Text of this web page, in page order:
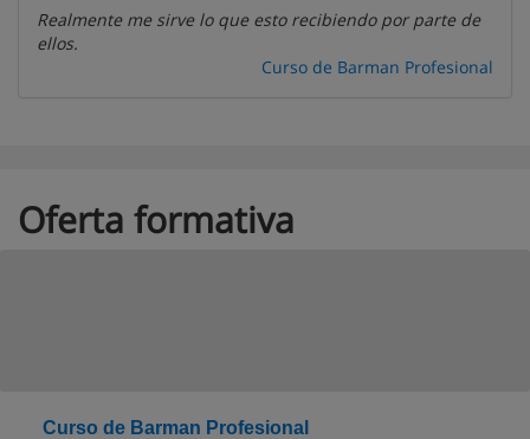
Realmente me sirve lo que esto recibiendo por parte de
ellos.
Curso de Barman Profesional
Oferta formativa
Curso de Barman Profesional